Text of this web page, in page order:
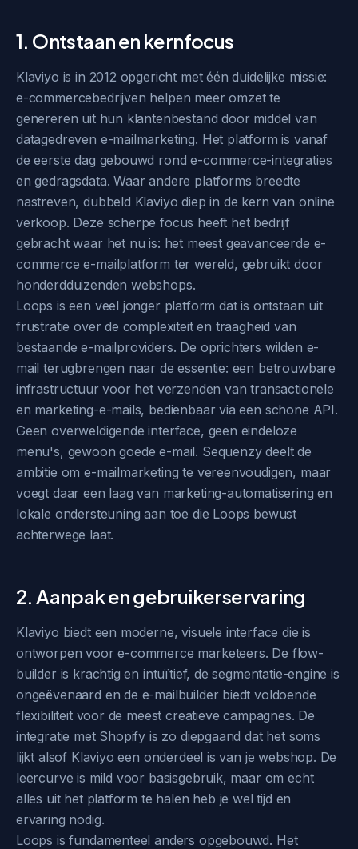
1. Ontstaan en kernfocus
Klaviyo is in 2012 opgericht met één duidelijke missie:
e-commercebedrijven helpen meer omzet te
genereren uit hun klantenbestand door middel van
datagedreven e-mailmarketing. Het platform is vanaf
de eerste dag gebouwd rond e-commerce-integraties
en gedragsdata. Waar andere platforms breedte
nastreven, dubbeld Klaviyo diep in de kern van online
verkoop. Deze scherpe focus heeft het bedrijf
gebracht waar het nu is: het meest geavanceerde e-
commerce e-mailplatform ter wereld, gebruikt door
honderdduizenden webshops.
Loops is een veel jonger platform dat is ontstaan uit
frustratie over de complexiteit en traagheid van
bestaande e-mailproviders. De oprichters wilden e-
mail terugbrengen naar de essentie: een betrouwbare
infrastructuur voor het verzenden van transactionele
en marketing-e-mails, bedienbaar via een schone API.
Geen overweldigende interface, geen eindeloze
menu's, gewoon goede e-mail. Sequenzy deelt de
ambitie om e-mailmarketing te vereenvoudigen, maar
voegt daar een laag van marketing-automatisering en
lokale ondersteuning aan toe die Loops bewust
achterwege laat.
2. Aanpak en gebruikerservaring
Klaviyo biedt een moderne, visuele interface die is
ontworpen voor e-commerce marketeers. De flow-
builder is krachtig en intuïtief, de segmentatie-engine is
ongeëvenaard en de e-mailbuilder biedt voldoende
flexibiliteit voor de meest creatieve campagnes. De
integratie met Shopify is zo diepgaand dat het soms
lijkt alsof Klaviyo een onderdeel is van je webshop. De
leercurve is mild voor basisgebruik, maar om echt
alles uit het platform te halen heb je wel tijd en
ervaring nodig.
Loops is fundamenteel anders opgebouwd. Het